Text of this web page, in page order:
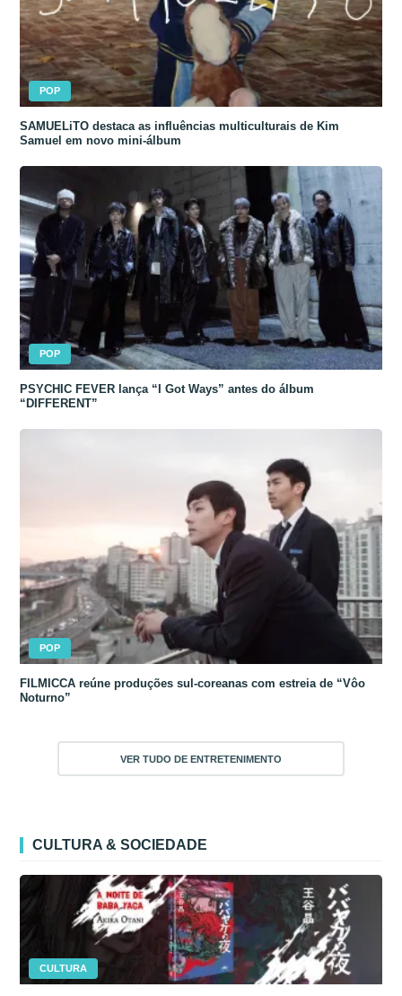
POP
SAMUELiTO destaca as influências multiculturais de Kim
Samuel em novo mini-álbum
POP
PSYCHIC FEVER lança “I Got Ways” antes do álbum
“DIFFERENT”
POP
FILMICCA reúne produções sul-coreanas com estreia de “Vôo
Noturno”
VER TUDO DE ENTRETENIMENTO
CULTURA & SOCIEDADE
CULTURA